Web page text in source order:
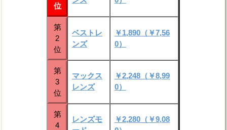
位
第
2
位
ベストレ
ンズ
￥1,890（￥7,56
0）
第
3
位
マックス
レンズ
￥2,248（￥8,99
0）
第
4
レンズモ
￥2,280（￥9,08